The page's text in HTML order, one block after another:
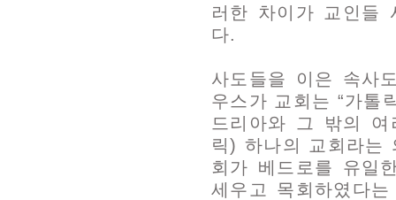
러한 차이가 교인들
다.
사도들을 이은 속사
우스가 교회는 “가톨
드리아와 그 밖의
릭) 하나의 교회라는
회가 베드로를 유일
세우고 목회하였다